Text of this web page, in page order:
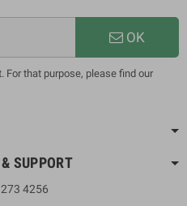
OK
For that purpose, please find our
SUPPORT
4256